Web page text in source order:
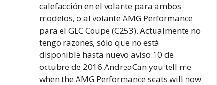
calefacción en el volante para ambos
modelos, o al volante AMG Performance
para el GLC Coupe (C253). Actualmente no
tengo razones, sólo que no está
disponible hasta nuevo aviso.10 de
octubre de 2016 AndreaCan you tell me
when the AMG Performance seats will now